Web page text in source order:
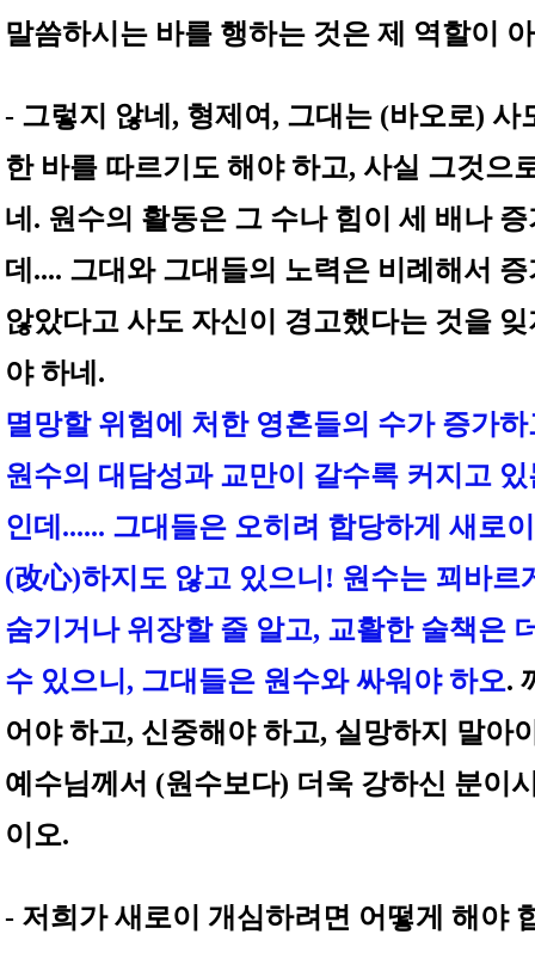
말씀하시는 바를 행하는 것은 제 역할이
- 그렇지 않네, 형제여, 그대는 (바오로) 사
한 바를 따르기도 해야 하고, 사실 그것으
네. 원수의 활동은 그 수나 힘이 세 배나
데.... 그대와 그대들의 노력은 비례해서
않았다고 사도 자신이 경고했다는 것을
야 하네.
멸망할 위험에 처한 영혼들의 수가 증가
원수의 대담성과 교만이 갈수록 커지고
인데...... 그대들은 오히려 합당하게 새로
(改心)하지도 않고 있으니! 원수는 꾀바르
숨기거나 위장할 줄 알고, 교활한 술책은
수 있으니, 그대들은 원수와 싸워야 하오.
어야 하고, 신중해야 하고, 실망하지 말아
예수님께서 (원수보다) 더욱 강하신 분이
이오.
- 저희가 새로이 개심하려면 어떻게 해야